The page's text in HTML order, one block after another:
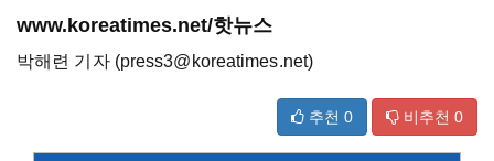
www.koreatimes.net/핫뉴스
박해련 기자 (press3@koreatimes.net)
추천 0 비추천 0